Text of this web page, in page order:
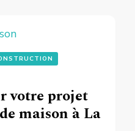
votre projet
maison à La